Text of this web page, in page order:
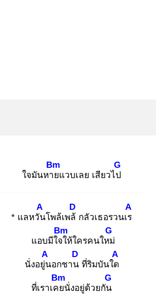
ใจมันหาย
Bm
แวบเลย เสียวไป
G
* แลหวัน
A
โพล้เพล้
D
กลัวเธอรวนเร
A
แอบมีใจใ
Bm
ห้ใครคนใหม่
G
นั่งอยู่น
A
อกชาน
D
ที่ริมบันใด
A
ที่เราเคย
Bm
นั่งอยู่ด้วยกัน
G